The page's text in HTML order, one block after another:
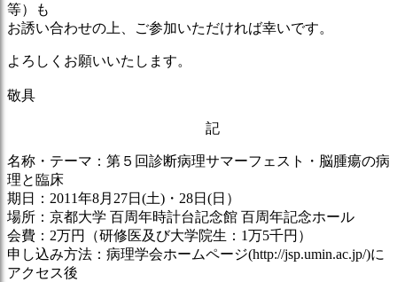
等）も
お誘い合わせの上、ご参加いただければ幸いです。
よろしくお願いいたします。
敬具
記
名称・テーマ：第５回診断病理サマーフェスト・脳腫瘍の病
理と臨床
期日：2011年8月27日(土)・28日(日）
場所：京都大学 百周年時計台記念館 百周年記念ホール
会費：2万円（研修医及び大学院生：1万5千円）
申し込み方法：病理学会ホームページ(http://jsp.umin.ac.jp/)に
アクセス後